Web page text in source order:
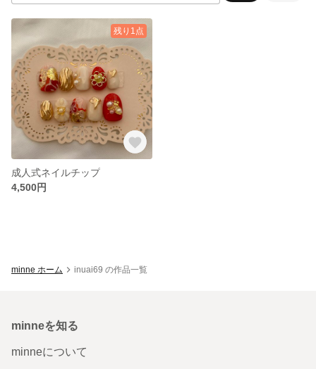
残り1点
成人式ネイルチップ
4,500円
minne ホーム inuai69 の作品一覧
minneを知る
minneについて